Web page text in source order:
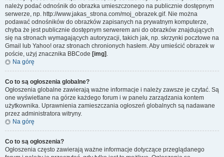
należy podać odnośnik do obrazka umieszczonego na publicznie dostępnym
serwerze, np. http://www.jakas_strona.com/moj_obrazek.gif. Nie można
podawać odnośników do obrazków zapisanych na prywatnym komputerze,
chyba że jest publicznie dostępnym serwerem ani do obrazków znajdujących
się na stronach wymagających autoryzacji, takich jak, np. skrzynki pocztowe na
Gmail lub Yahoo! oraz stronach chronionych hasłem. Aby umieścić obrazek w
poście, użyj znacznika BBCode [img] .
Na górę
Co to są ogłoszenia globalne?
Ogłoszenia globalne zawierają ważne informacje i należy zawsze je czytać. Są
one wyświetlane na górze każdego forum i w panelu zarządzania kontem
użytkownika. Uprawnienia zamieszczania ogłoszeń globalnych są nadawane
przez administratora witryny.
Na górę
Co to są ogłoszenia?
Ogłoszenia często zawierają ważne informacje dotyczące przeglądanego